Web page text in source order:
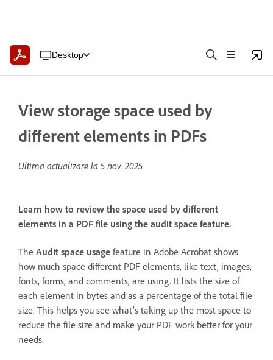
Desktop
View storage space used by
different elements in PDFs
Ultima actualizare la 5 nov. 2025
Learn how to review the space used by different
elements in a PDF file using the audit space feature.
The Audit space usage feature in Adobe Acrobat shows
how much space different PDF elements, like text, images,
fonts, forms, and comments, are using. It lists the size of
each element in bytes and as a percentage of the total file
size. This helps you see what’s taking up the most space to
reduce the file size and make your PDF work better for your
needs.